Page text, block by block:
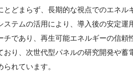
どまらず、長期的な視点でのエネル
テムの活用により、導入後の安定運
であり、再生可能エネルギーの信頼
り、次世代型パネルの研究開発や蓄
れています。